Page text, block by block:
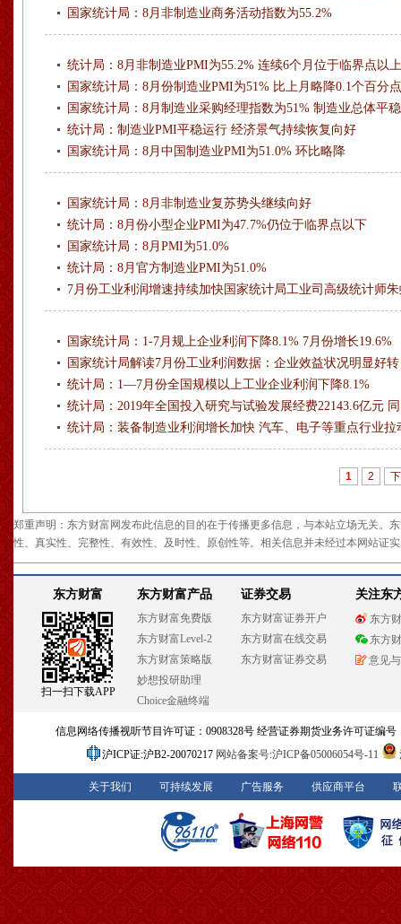
国家统计局：8月非制造业商务活动指数为55.2%
统计局：8月非制造业PMI为55.2% 连续6个月位于临界点以上
国家统计局：8月份制造业PMI为51% 比上月略降0.1个百分点
国家统计局：8月制造业采购经理指数为51% 制造业总体平
统计局：制造业PMI平稳运行 经济景气持续恢复向好
国家统计局：8月中国制造业PMI为51.0% 环比略降
国家统计局：8月非制造业复苏势头继续向好
统计局：8月份小型企业PMI为47.7%仍位于临界点以下
国家统计局：8月PMI为51.0%
统计局：8月官方制造业PMI为51.0%
7月份工业利润增速持续加快国家统计局工业司高级统计师
国家统计局：1-7月规上企业利润下降8.1% 7月份增长19.6%
国家统计局解读7月份工业利润数据：企业效益状况明显好转
统计局：1—7月份全国规模以上工业企业利润下降8.1%
统计局：2019年全国投入研究与试验发展经费22143.6亿元
统计局：装备制造业利润增长加快 汽车、电子等重点行业拉
1 2
郑重声明：东方财富网发布此信息的目的在于传播更多信息，与本站立场无关。
性、真实性、完整性、有效性、及时性、原创性等。相关信息并未经过本网站证
东方财富
扫一扫下载APP
东方财富产品
东方财富免费版
东方财富Level-2
东方财富策略版
妙想投研助理
Choice金融终端
证券交易
东方财富证券开户
东方财富在线交易
东方财富证券交易
关注东
东方
东方
意见
信息网络传播视听节目许可证：0908328号 经营证券期货业务许可证编号
沪ICP证:沪B2-20070217 网站备案号:沪ICP备05006054号-11
关于我们 可持续发展 广告服务 供应商平台